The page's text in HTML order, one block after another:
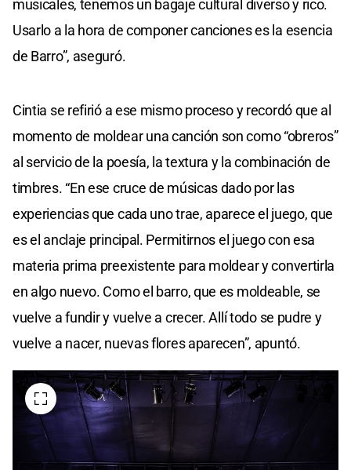
musicales, tenemos un bagaje cultural diverso y rico.
Usarlo a la hora de componer canciones es la esencia
de Barro”, aseguró.
Cintia se refirió a ese mismo proceso y recordó que al
momento de moldear una canción son como “obreros”
al servicio de la poesía, la textura y la combinación de
timbres. “En ese cruce de músicas dado por las
experiencias que cada uno trae, aparece el juego, que
es el anclaje principal. Permitirnos el juego con esa
materia prima preexistente para moldear y convertirla
en algo nuevo. Como el barro, que es moldeable, se
vuelve a fundir y vuelve a crecer. Allí todo se pudre y
vuelve a nacer, nuevas flores aparecen”, apuntó.